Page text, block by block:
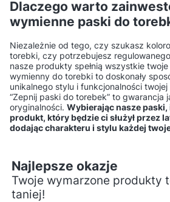
można zszywać lub
nitować?
Jakie tkaniny nadają się do
druku sublimacyjnego?
Jakie
Jak pielęgnować tkaniny z
Czy
Dlaczego warto
wymienne paski do
Niezależnie od tego, czy szukasz
torebki, czy potrzebujesz
nasze produkty spełnią wszystkie
wymienny do torebki to doskonały
unikalnego stylu i funkcjonalności
“Zepnij paski do torebek” to gwarancja
oryginalności. Wybierając nasze
produkt, który będzie ci służył przez
dodając charakteru i stylu każdej
Najlepsze okazje
Twoje wymarzone produkty
taniej!